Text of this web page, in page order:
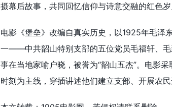
摄幕后故事，共同回忆信仰与诗意交融的红色岁
电影《堡垒》改编自真实历史，以1925年毛泽
一——中共韶山特别支部的五位党员毛福轩、
事在当地家喻户晓，被誉为“韶山五杰”。电影
时刻为主线，穿插讲述他们建立支部、开展农